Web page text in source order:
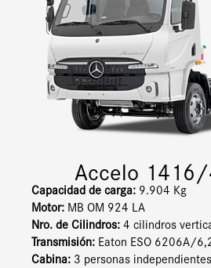
Accelo
Capacidad de carga: 9.904 Kg
Motor: MB OM 924 LA
Nro. de Cilindros: 4 cilindros
Transmisión: Eaton ESO 6206A/
Cabina: 3 personas